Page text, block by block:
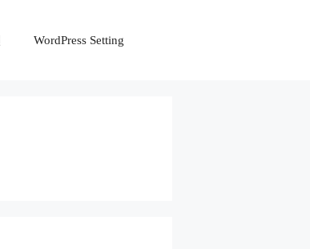
WordPress Setting